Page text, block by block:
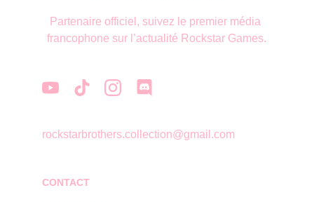
CONTACT
rockstarbrothers.collection@gmail.com
Partenaire officiel, suivez le premier média
francophone sur l’actualité Rockstar Games.